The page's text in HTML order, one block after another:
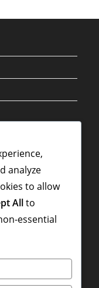
analyze
to allow
Allto
essential